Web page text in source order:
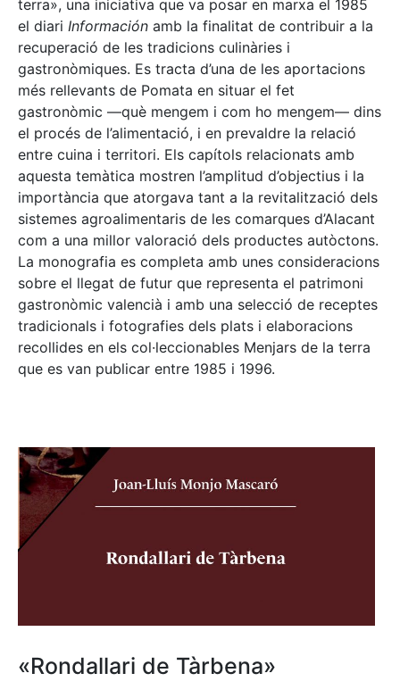
terra», una iniciativa que va posar en marxa el 1985
el diari Información amb la finalitat de contribuir a la
recuperació de les tradicions culinàries i
gastronòmiques. Es tracta d’una de les aportacions
més rellevants de Pomata en situar el fet
gastronòmic —què mengem i com ho mengem— dins
el procés de l’alimentació, i en prevaldre la relació
entre cuina i territori. Els capítols relacionats amb
aquesta temàtica mostren l’amplitud d’objectius i la
importància que atorgava tant a la revitalització dels
sistemes agroalimentaris de les comarques d’Alacant
com a una millor valoració dels productes autòctons.
La monografia es completa amb unes consideracions
sobre el llegat de futur que representa el patrimoni
gastronòmic valencià i amb una selecció de receptes
tradicionals i fotografies dels plats i elaboracions
recollides en els col·leccionables Menjars de la terra
que es van publicar entre 1985 i 1996.
«Rondallari de Tàrbena»